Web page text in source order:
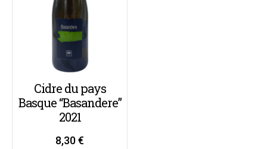
Cidre du pays
Basque “Basandere”
2021
8,30€